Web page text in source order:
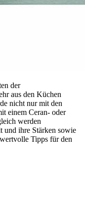
der
aus den Küchen
nicht nur mit den
einem Ceran- oder
werden
und ihre Stärken sowie
Tipps für den